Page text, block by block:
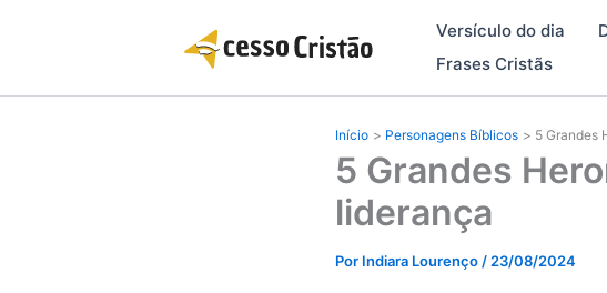
Versículo do dia
Frases Cristãs
Início Personagens Bíblicos 5 Grandes
5 Grandes
liderança
Por Indiara Lourenço/23/08/2024